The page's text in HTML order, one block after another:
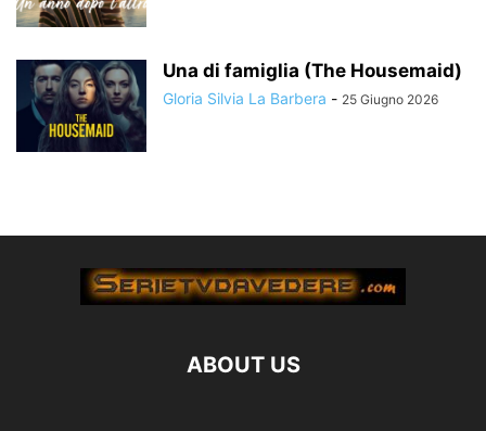
Una di famiglia (The Housemaid)
Gloria Silvia La Barbera - 25 Giugno 2026
ABOUT US